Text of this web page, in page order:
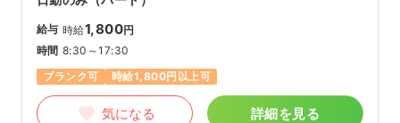
給与 時給1,800円
時間 8:30～17:30
ブランク可
時給1,800円以上可
気になる 詳細を見る